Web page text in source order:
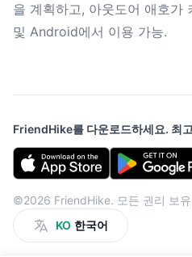
을 계획하고, 아웃도어 애호가
및 Android에서 이용 가능.
FriendHike를 다운로드하세요. 최
©2026 FriendHike. 모든 권리 보
KO 한국어